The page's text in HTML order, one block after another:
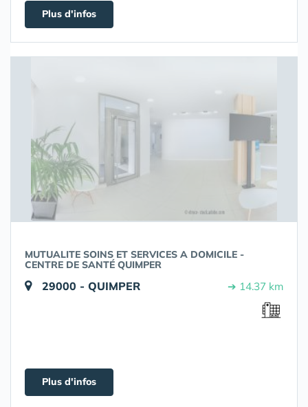
Plus d'infos
MUTUALITE SOINS ET SERVICES A DOMICILE -
CENTRE DE SANTÉ QUIMPER
29000 - QUIMPER ➔ 14.37 km
Plus d'infos